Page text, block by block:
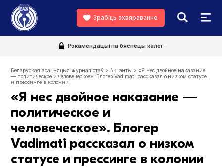
Зрабіць ахвяраванне
Рэкамендацыі па бяспецы калег
Беларуская асацыяцыя журналістаў >Акцэнты >«Я нес двойное наказание
— политическое и человеческое». Блогер Vadimati рассказал о низком статусе
и прессинге в колонии
«Я нес двойное наказание —
политическое и
человеческое». Блогер
Vadimati рассказал о низком
статусе и прессинге в колонии